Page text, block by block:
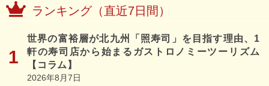
ランキング（直近7日間）
世界の富裕層が北九州「照寿司」を目指す理由、1
軒の寿司店から始まるガストロノミーツーリズム
【コラム】
2026年8月7日